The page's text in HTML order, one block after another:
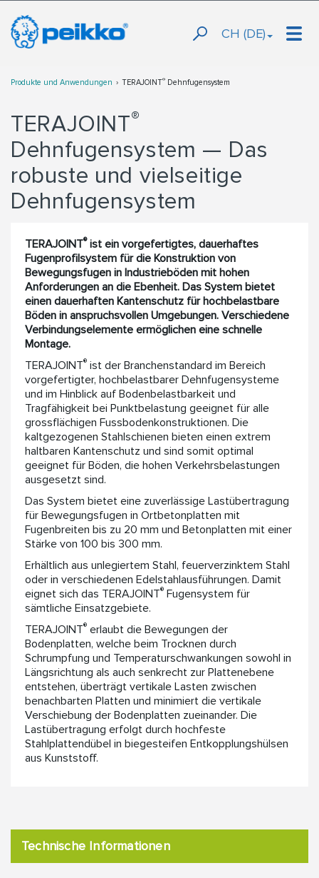
CH (DE)
Produkte und Anwendungen TERAJOINT® Dehnfugensystem
TERAJOINT®
Dehnfugensystem — Das
robuste und vielseitige
Dehnfugensystem
TERAJOINT®ist ein vorgefertigtes, dauerhaftes
Fugenprofilsystem für die Konstruktion von
Bewegungsfugen in Industrieböden mit hohen
Anforderungen an die Ebenheit. Das System bietet
einen dauerhaften Kantenschutz für hochbelastbare
Böden in anspruchsvollen Umgebungen. Verschiedene
Verbindungselemente ermöglichen eine schnelle
Montage.
TERAJOINT® ist der Branchenstandard im Bereich
vorgefertigter, hochbelastbarer Dehnfugensysteme
und im Hinblick auf Bodenbelastbarkeit und
Tragfähigkeit bei Punktbelastung geeignet für alle
grossflächigen Fussbodenkonstruktionen. Die
kaltgezogenen Stahlschienen bieten einen extrem
haltbaren Kantenschutz und sind somit optimal
geeignet für Böden, die hohen Verkehrsbelastungen
ausgesetzt sind.
Das System bietet eine zuverlässige Lastübertragung
für Bewegungsfugen in Ortbetonplatten mit
Fugenbreiten bis zu 20 mm und Betonplatten mit einer
Stärke von 100 bis 300 mm.
Erhältlich aus unlegiertem Stahl, feuerverzinktem Stahl
oder in verschiedenen Edelstahlausführungen. Damit
eignet sich das TERAJOINT® Fugensystem für
sämtliche Einsatzgebiete.
TERAJOINT® erlaubt die Bewegungen der
Bodenplatten, welche beim Trocknen durch
Schrumpfung und Temperaturschwankungen sowohl in
Längsrichtung als auch senkrecht zur Plattenebene
entstehen, überträgt vertikale Lasten zwischen
benachbarten Platten und minimiert die vertikale
Verschiebung der Bodenplatten zueinander. Die
Lastübertragung erfolgt durch hochfeste
Stahlplattendübel in biegesteifen Entkopplungshülsen
aus Kunststoff.
Technische Informationen